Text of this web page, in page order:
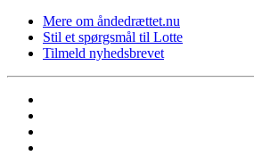
Mere om åndedrættet.nu
Stil et spørgsmål til Lotte
Tilmeld nyhedsbrevet